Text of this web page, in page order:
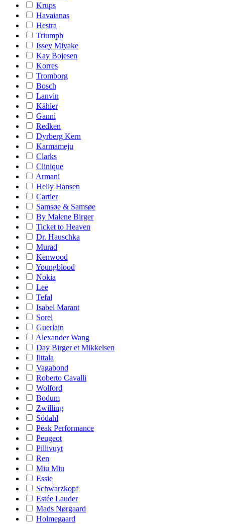
Krups
Havaianas
Hestra
Triumph
Issey Miyake
Kay Bojesen
Korres
Tromborg
Bosch
Lanvin
Kähler
Ganni
Redken
Dyrberg Kern
Karmameju
Clarks
Clinique
Armani
Helly Hansen
Cartier
Samsøe & Samsøe
By Malene Birger
Ticket to Heaven
Dr. Hauschka
Murad
Kenwood
Youngblood
Nokia
Lee
Tefal
Isabel Marant
Sorel
Guerlain
Alexander Wang
Day Birger et Mikkelsen
Iittala
Vagabond
Roberto Cavalli
Wolford
Bodum
Zwilling
Södahl
Peak Performance
Peugeot
Pillivuyt
Ren
Miu Miu
Essie
Schwarzkopf
Estée Lauder
Mads Nørgaard
Holmegaard